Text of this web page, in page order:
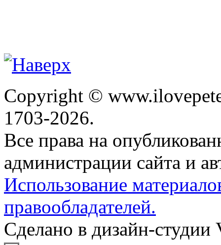
Copyright ©
1703-2026.
Все права на
администрации сайта и
Использование
правообладателей.
Сделано в дизайн-студии